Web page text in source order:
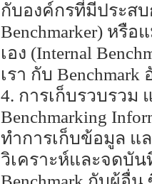
กับองค์กรที่มีประสบ
Benchmarker) หรื
เอง (Internal
เรา กับ
4. การเก็บรวบรวม
Benchmarking
ทำการเก็บข้อมูล แ
วิเคราะห์และจดบัน